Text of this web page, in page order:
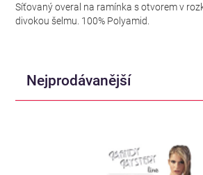
Síťovaný overal na ramínka s otvorem v
divokou šelmu. 100% Polyamid.
Nejprodávanější